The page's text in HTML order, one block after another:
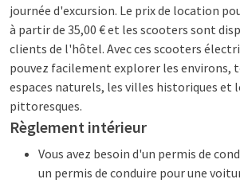
journée d'excursion. Le prix de location
à partir de 35,00 € et les scooters sont
clients de l'hôtel. Avec ces scooters
pouvez facilement explorer les environs,
espaces naturels, les villes historiques et
pittoresques.
Règlement intérieur
Vous avez besoin d'un permis de
un permis de conduire pour une